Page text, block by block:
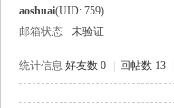
aoshuai(UID: 759)
邮箱状态
未验证
统计信息 好友数 0 回帖数 13